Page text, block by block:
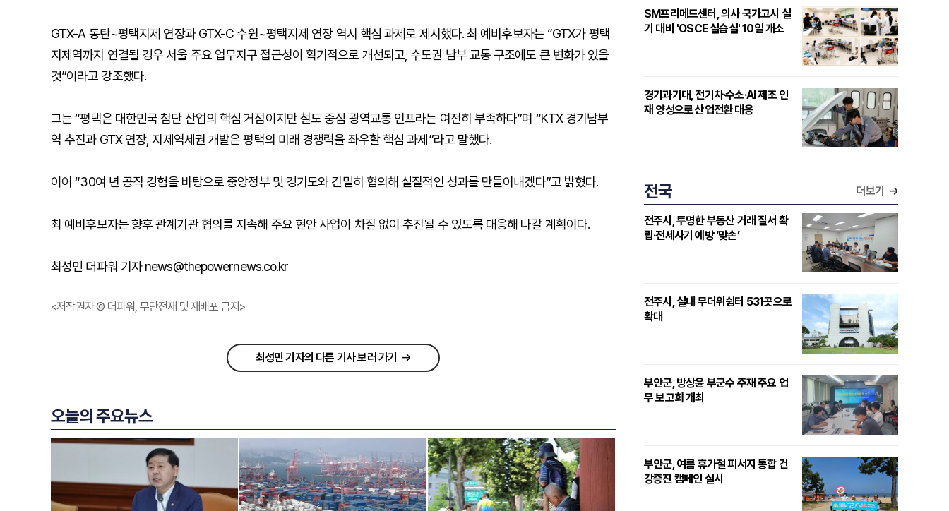
GTX-A 동탄~평택지제 연장과 GTX-C 수원~평택지제 연장 역시 핵심 과제로 제시했다. 최 예비후보자는 “GTX가 평택
지제역까지 연결될 경우 서울 주요 업무지구 접근성이 획기적으로 개선되고, 수도권 남부 교통 구조에도 큰 변화가 있을
것”이라고 강조했다.
그는 “평택은 대한민국 첨단 산업의 핵심 거점이지만 철도 중심 광역교통 인프라는 여전히 부족하다”며 “KTX 경기남부
역 추진과 GTX 연장, 지제역세권 개발은 평택의 미래 경쟁력을 좌우할 핵심 과제”라고 말했다.
이어 “30여 년 공직 경험을 바탕으로 중앙정부 및 경기도와 긴밀히 협의해 실질적인 성과를 만들어내겠다”고 밝혔다.
최 예비후보자는 향후 관계기관 협의를 지속해 주요 현안 사업이 차질 없이 추진될 수 있도록 대응해 나갈 계획이다.
최성민 더파워 기자 news@thepowernews.co.kr
<저작권자 © 더파워, 무단전재 및 재배포 금지>
최성민 기자의 다른 기사 보러 가기
오늘의 주요뉴스
SM프리메드센터, 의사 국가고시 실
기 대비 'OSCE 실습실' 10일 개소
경기과기대, 전기차·수소·AI 제조 인
재 양성으로 산업전환 대응
전국 더보기
전주시, 투명한 부동산 거래 질서 확
립·전세사기 예방 ‘맞손’
전주시, 실내 무더위쉼터 531곳으로
확대
부안군, 방상윤 부군수 주재 주요 업
무 보고회 개최
부안군, 여름 휴가철 피서지 통합 건
강증진 캠페인 실시